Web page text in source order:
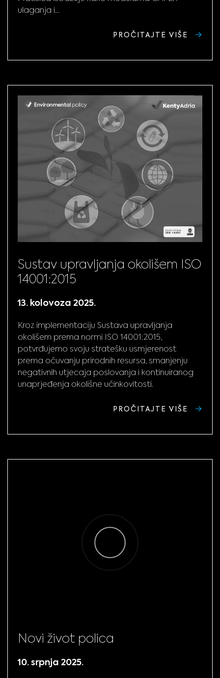
ulaganja i...
PROČITAJTE VIŠE
Sustav upravljanja okolišem ISO
14001:2015
13. kolovoza 2025.
Kroz implementaciju Sustava upravljanja
okolišem prema normi ISO 14001:2015,
potvrđujemo svoju stratešku usmjerenost
prema očuvanju prirodnih resursa, smanjenju
negativnih utjecaja poslovanja i kontinuiranog
unaprjeđenja okolišne učinkovitosti.
PROČITAJTE VIŠE
Novi život polica
10. srpnja 2025.